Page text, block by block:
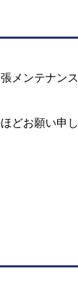
メンテナン
どお願い申し